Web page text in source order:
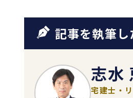
記事を執筆
志水
宅建士・